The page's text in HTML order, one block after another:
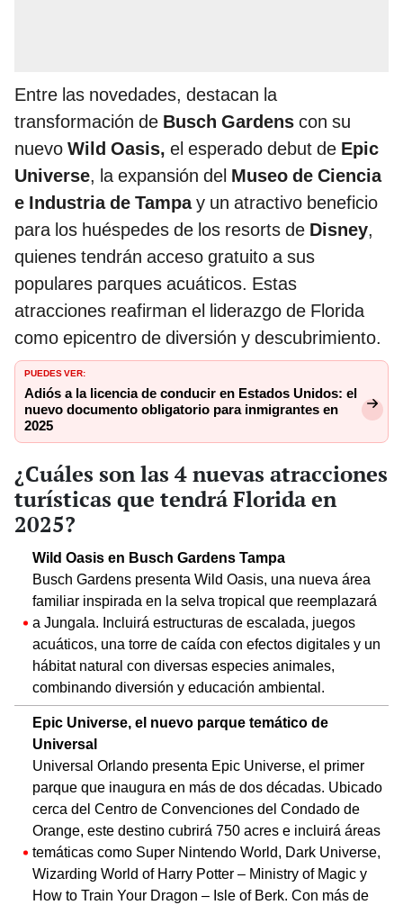
Entre las novedades, destacan la
transformación de Busch Gardens con su
nuevo Wild Oasis, el esperado debut de Epic
Universe, la expansión del Museo de Ciencia
e Industria de Tampay un atractivo beneficio
para los huéspedes de los resorts de Disney,
quienes tendrán acceso gratuito a sus
populares parques acuáticos. Estas
atracciones reafirman el liderazgo de Florida
como epicentro de diversión y descubrimiento.
PUEDES VER:
Adiós a la licencia de conducir en Estados Unidos: el
nuevo documento obligatorio para inmigrantes en
2025
¿Cuáles son las 4 nuevas atracciones
turísticas que tendrá Florida en
2025?
Wild Oasis en Busch Gardens Tampa
Busch Gardens presenta Wild Oasis, una nueva área
familiar inspirada en la selva tropical que reemplazará
a Jungala. Incluirá estructuras de escalada, juegos
acuáticos, una torre de caída con efectos digitales y un
hábitat natural con diversas especies animales,
combinando diversión y educación ambiental.
Epic Universe, el nuevo parque temático de
Universal
Universal Orlando presenta Epic Universe, el primer
parque que inaugura en más de dos décadas. Ubicado
cerca del Centro de Convenciones del Condado de
Orange, este destino cubrirá 750 acres e incluirá áreas
temáticas como Super Nintendo World, Dark Universe,
Wizarding World of Harry Potter – Ministry of Magic y
How to Train Your Dragon – Isle of Berk. Con más de